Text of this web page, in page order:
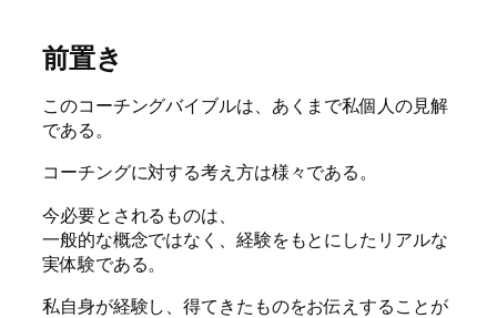
前置き
このコーチングバイブルは、あくまで私個人の見解
である。
コーチングに対する考え方は様々である。
今必要とされるものは、
一般的な概念ではなく、経験をもとにしたリアルな
実体験である。
私自身が経験し、得てきたものをお伝えすることが